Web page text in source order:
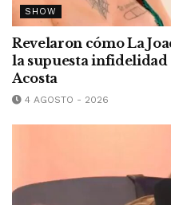
SHOW
Revelaron cómo La
la supuesta
Acosta
4 AGOSTO - 2026